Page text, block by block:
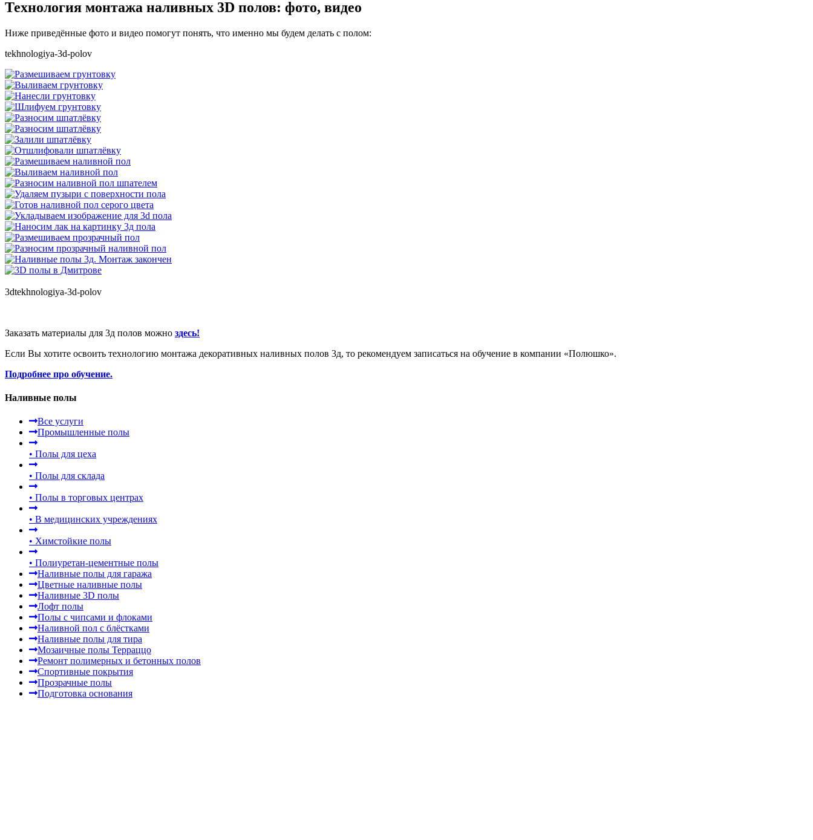
Технология монтажа наливных 3D полов: фото, видео
Ниже приведённые фото и видео помогут понять, что именно мы будем делать с полом:
tekhnologiya-3d-polov
3dtekhnologiya-3d-polov
Заказать материалы для 3д полов можно здесь!
Если Вы хотите освоить технологию монтажа декоративных наливных полов 3д, то рекомендуем записаться на обучение в компании «Полюшко».
Подробнее про обучение.
Наливные полы
Все услуги
Промышленные полы
• Полы для цеха
• Полы для склада
• Полы в торговых центрах
• В медицинских учреждениях
• Химстойкие полы
• Полиуретан-цементные полы
Наливные полы для гаража
Цветные наливные полы
Наливные 3D полы
Лофт полы
Полы с чипсами и флоками
Наливной пол с блёстками
Наливные полы для тира
Мозаичные полы Терраццо
Ремонт полимерных и бетонных полов
Спортивные покрытия
Прозрачные полы
Подготовка основания